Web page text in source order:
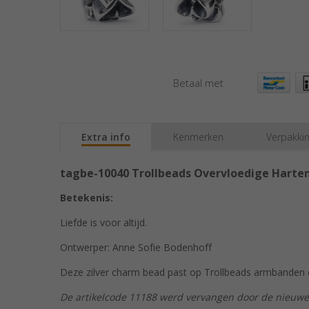
Betaal met
Extra info Kenmerken
tagbe-10040 Trollbeads Overvloedige
Betekenis:
Liefde is voor altijd.
Ontwerper: Anne Sofie Bodenhoff
Deze zilver charm bead past op Trollbeads
De artikelcode 11188 werd vervangen door de nieuwe